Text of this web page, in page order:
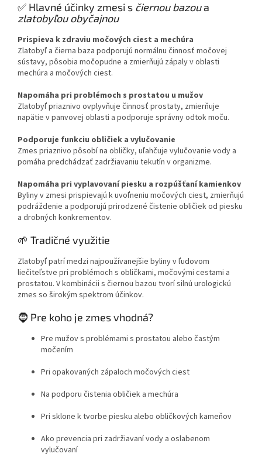
✅ Hlavné účinky zmesi s čiernou bazoua
zlatobyľou obyčajnou
Prispieva k zdraviu močových ciest a mechúra
Zlatobyľ a čierna baza podporujú normálnu činnosť močovej
sústavy, pôsobia močopudne a zmierňujú zápaly v oblasti
mechúra a močových ciest.
Napomáha pri problémoch s prostatou u mužov
Zlatobyľ priaznivo ovplyvňuje činnosť prostaty, zmierňuje
napätie v panvovej oblasti a podporuje správny odtok moču.
Podporuje funkciu obličiek a vylučovanie
Zmes priaznivo pôsobí na obličky, uľahčuje vylučovanie vody a
pomáha predchádzať zadržiavaniu tekutín v organizme.
Napomáha pri vyplavovaní piesku a rozpúšťaní kamienkov
Byliny v zmesi prispievajú k uvoľneniu močových ciest, zmierňujú
podráždenie a podporujú prirodzené čistenie obličiek od piesku
a drobných konkrementov.
🌱 Tradičné využitie
Zlatobyľ patrí medzi najpoužívanejšie byliny v ľudovom
liečiteľstve pri problémoch s obličkami, močovými cestami a
prostatou. V kombinácii s čiernou bazou tvorí silnú urologickú
zmes so širokým spektrom účinkov.
🧔 Pre koho je zmes vhodná?
Pre mužov s problémami s prostatou alebo častým
močením
Pri opakovaných zápaloch močových ciest
Na podporu čistenia obličiek a mechúra
Pri sklone k tvorbe piesku alebo obličkových kameňov
Ako prevencia pri zadržiavaní vody a oslabenom
vylučovaní